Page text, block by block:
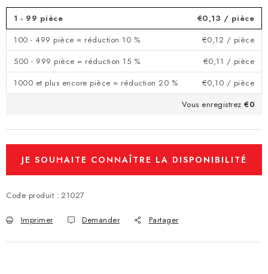
1 - 99 pièce €0,13 / pièce
100 - 499 pièce = réduction 10 %
€0,12 / pièce
500 - 999 pièce = réduction 15 %
€0,11 / pièce
1000 et plus encore pièce = réduction 20 %
€0,10 / pièce
Vous enregistrez €0
JE SOUHAITE CONNAÎTRE LA DISPONIBILITÉ
Code produit : 21027
Imprimer Demander Partager